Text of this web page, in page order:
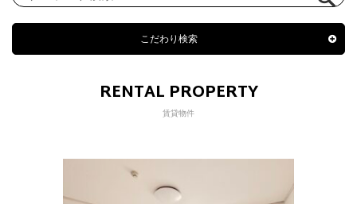
こだわり検索
RENTAL PROPERTY
賃貸物件